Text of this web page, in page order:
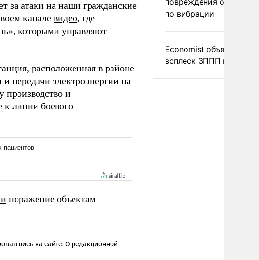
за атаки на наши гражданские
канале видео, где
которыми управляют
расположенная в районе
передачи электроэнергии на
производство и
к линии боевого
поражение объектам
на сайте. О редакционной
повреждения
по вибрации
Economist объяснил
всплеск ЗППП в Европе